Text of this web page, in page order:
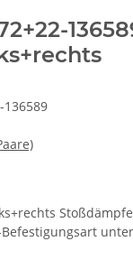
136589